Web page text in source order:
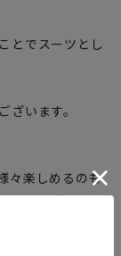
とでスーツとし
います。
々楽しめるのも
トソーはもちろ
など首元にボリ
た、共生地の